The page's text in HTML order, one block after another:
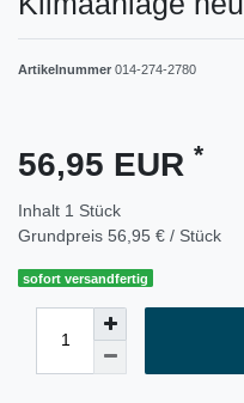
Artikelnummer 014-274-2780
56,95 EUR *
Inhalt 1 Stück
Grundpreis 56,95 € / Stück
sofort versandfertig